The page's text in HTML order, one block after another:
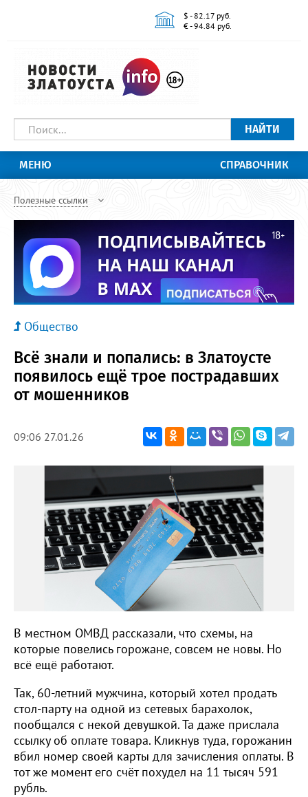
$ - 82.17 руб.
€ - 94.84 руб.
НАЙТИ
МЕНЮ СПРАВОЧНИК
Полезные ссылки
Общество
Всё знали и попались: в Златоусте
появилось ещё трое пострадавших
от мошенников
09:06 27.01.26
В местном ОМВД рассказали, что схемы, на
которые повелись горожане, совсем не новы. Но
всё ещё работают.
Так, 60-летний мужчина, который хотел продать
стол-парту на одной из сетевых барахолок,
пообщался с некой девушкой. Та даже прислала
ссылку об оплате товара. Кликнув туда, горожанин
вбил номер своей карты для зачисления оплаты. В
тот же момент его счёт похудел на 11 тысяч 591
рубль.